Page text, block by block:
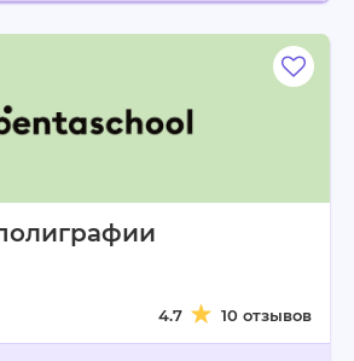
4.7 10 отзывов